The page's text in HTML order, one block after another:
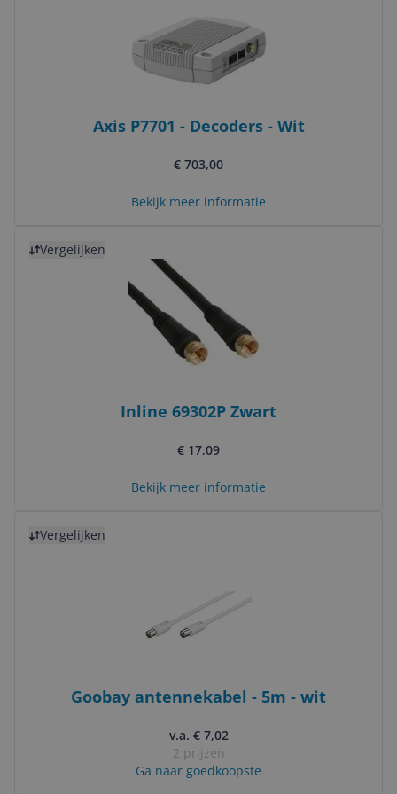
Axis P7701 - Decoders - Wit
€ 703,00
Bekijk meer informatie
Vergelijken
Inline 69302P Zwart
€ 17,09
Bekijk meer informatie
Vergelijken
Goobay antennekabel - 5m - wit
v.a. € 7,02
2 prijzen
Ga naar goedkoopste